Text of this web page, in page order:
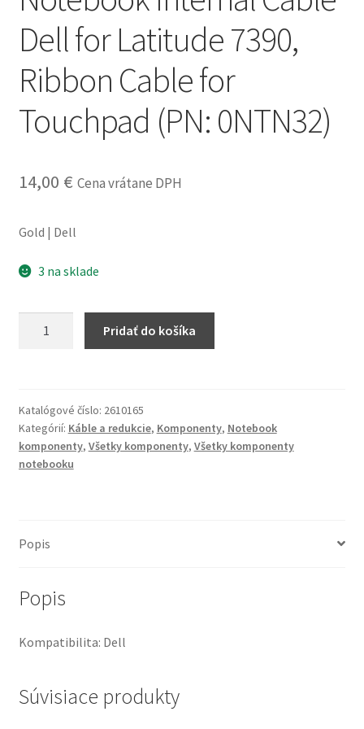
podmienky
Wishlist
Dell for Latitude 7390,
Ribbon Cable for
Touchpad (PN: 0NTN32)
14,00 € Cena vrátane DPH
Gold | Dell
3 na sklade
Dell
for
Latitude
7390,
Touchpad
Pridať do košíka
Katalógové číslo: 2610165
Kategórií: Káble a redukcie, Komponenty, Notebook
komponenty, Všetky komponenty, Všetky komponenty
notebooku
Popis
Popis
Kompatibilita: Dell
Súvisiace produkty